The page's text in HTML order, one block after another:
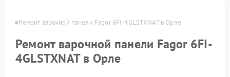
Ремонт варочной панели Fagor 6FI-4GLSTXNAT в Орле
Ремонт варочной панели Fagor 6FI-
4GLSTXNAT в Орле